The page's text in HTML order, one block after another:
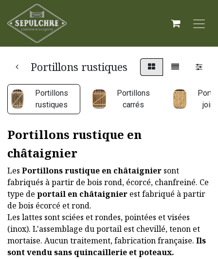
Portillons rustiques
Portillons
rustiques
Portillons
carrés
Portillons rustique en
châtaignier
Les Portillons rustique en châtaignier sont
fabriqués à partir de bois rond, écorcé, chanfreiné. Ce
type de portail en châtaignier est fabriqué à partir
de bois écorcé et rond.
Les lattes sont sciées et rondes, pointées et visées
(inox). L'assemblage du portail est chevillé, tenon et
mortaise. Aucun traitement, fabrication française. Ils
sont vendu sans quincaillerie et poteaux.